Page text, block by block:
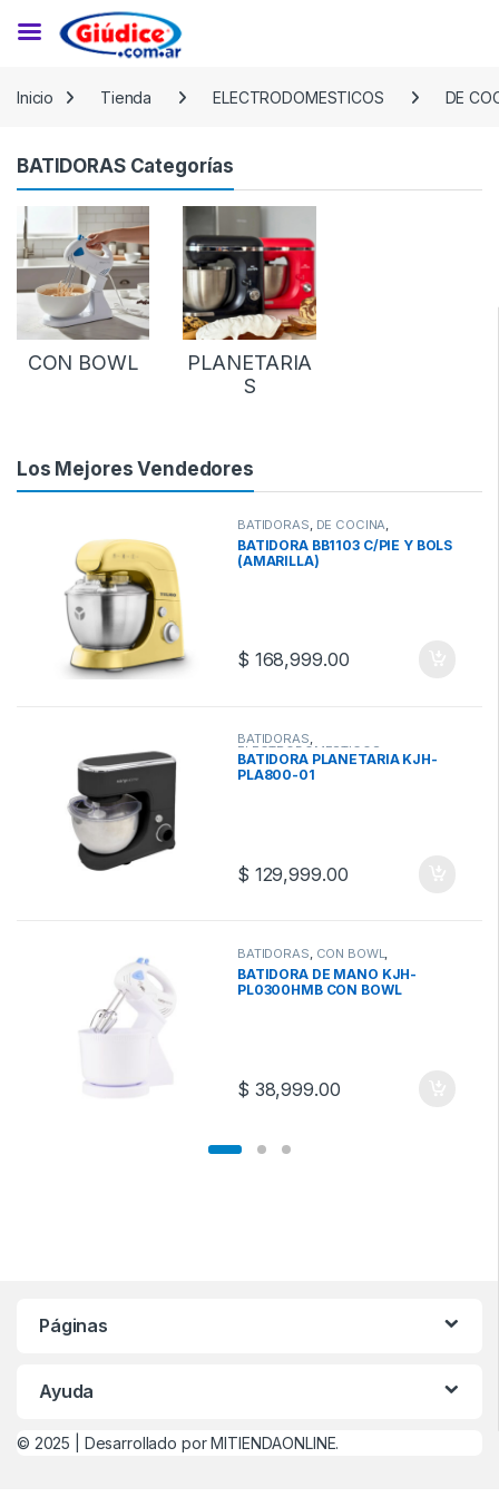
Inicio
Tienda ELECTRODOMESTICOS DE
BATIDORAS Categorías
CON BOWL
PLANETARIA
S
Los Mejores Vendedores
BATIDORAS, DE COCINA,
ELECTRODOMESTICOS,
PLANETARIAS
BATIDORA BB1103 C/PIE Y BOLS
(AMARILLA)
$ 168,999.00
BATIDORAS,
ELECTRODOMESTICOS,
PLANETARIAS
BATIDORA PLANETARIA KJH-
PLA800-01
$ 129,999.00
BATIDORAS, CON BOWL,
ELECTRODOMESTICOS
BATIDORA DE MANO KJH-
PL0300HMB CON BOWL
$ 38,999.00
Páginas
Ayuda
© 2025 | Desarrollado por MITIENDAONLINE.